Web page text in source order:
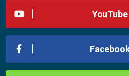
YouTube